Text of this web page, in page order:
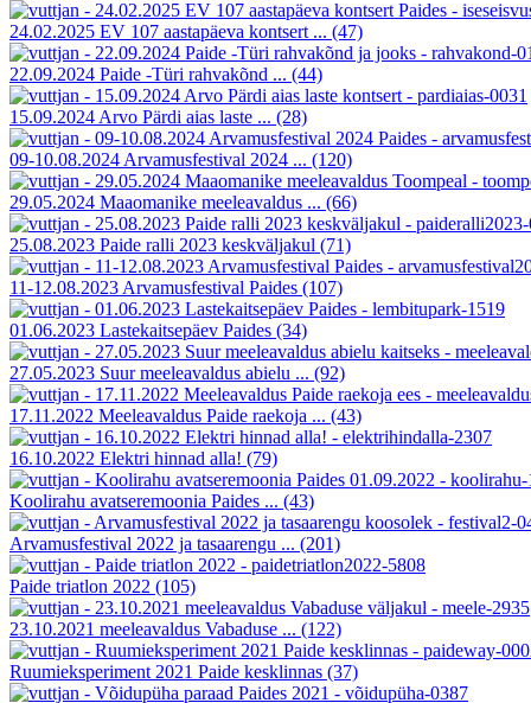
24.02.2025 EV 107 aastapäeva kontsert ... (47)
22.09.2024 Paide -Türi rahvakõnd ... (44)
15.09.2024 Arvo Pärdi aias laste ... (28)
09-10.08.2024 Arvamusfestival 2024 ... (120)
29.05.2024 Maaomanike meeleavaldus ... (66)
25.08.2023 Paide ralli 2023 keskväljakul (71)
11-12.08.2023 Arvamusfestival Paides (107)
01.06.2023 Lastekaitsepäev Paides (34)
27.05.2023 Suur meeleavaldus abielu ... (92)
17.11.2022 Meeleavaldus Paide raekoja ... (43)
16.10.2022 Elektri hinnad alla! (79)
Koolirahu avatseremoonia Paides ... (43)
Arvamusfestival 2022 ja tasaarengu ... (201)
Paide triatlon 2022 (105)
23.10.2021 meeleavaldus Vabaduse ... (122)
Ruumieksperiment 2021 Paide kesklinnas (37)